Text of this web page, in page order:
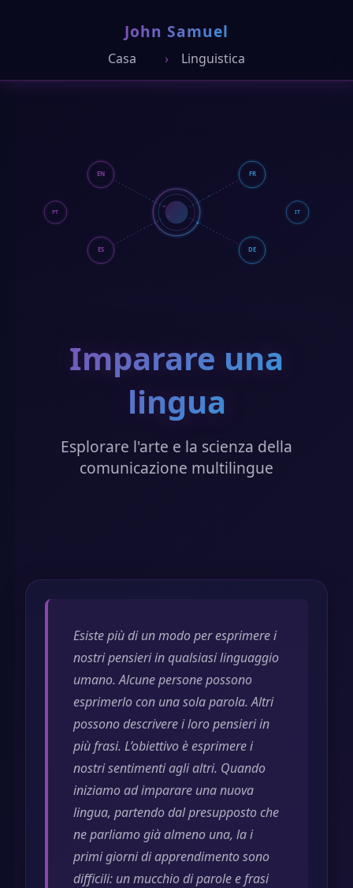
John Samuel
Casa Linguistica
EN FR
ES DE
PT IT
Imparare una
lingua
Esplorare l'arte e la scienza della
comunicazione multilingue
Esiste più di un modo per esprimere i
nostri pensieri in qualsiasi linguaggio
umano. Alcune persone possono
esprimerlo con una sola parola. Altri
possono descrivere i loro pensieri in
più frasi. L’obiettivo è esprimere i
nostri sentimenti agli altri. Quando
iniziamo ad imparare una nuova
lingua, partendo dal presupposto che
ne parliamo già almeno una, la i
primi giorni di apprendimento sono
difficili: un mucchio di parole e frasi